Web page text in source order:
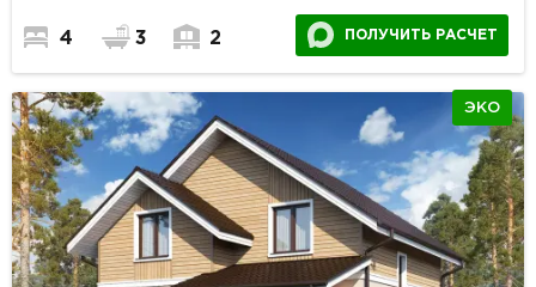
4 3 2 ПОЛУЧИТЬ РАСЧЕТ
ЭКО